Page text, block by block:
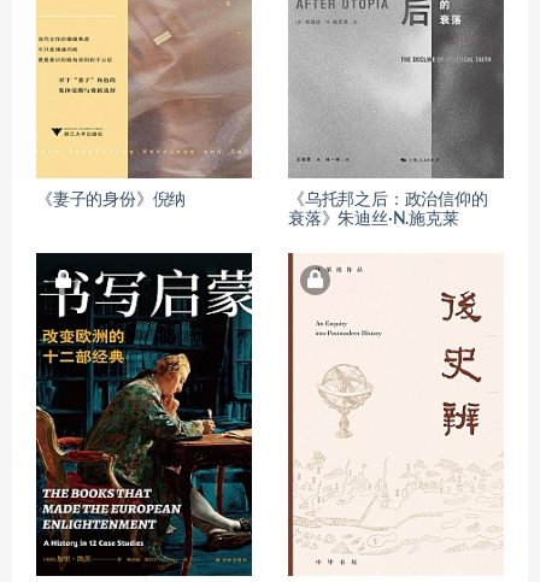
《妻子的身份》倪纳
《乌托邦之后：政治信仰的
衰落》朱迪丝·N.施克莱